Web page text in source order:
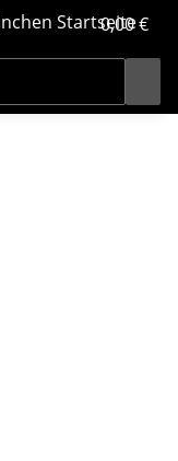
0,00 €